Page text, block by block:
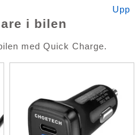
Upp
i bilen
med Quick Charge.